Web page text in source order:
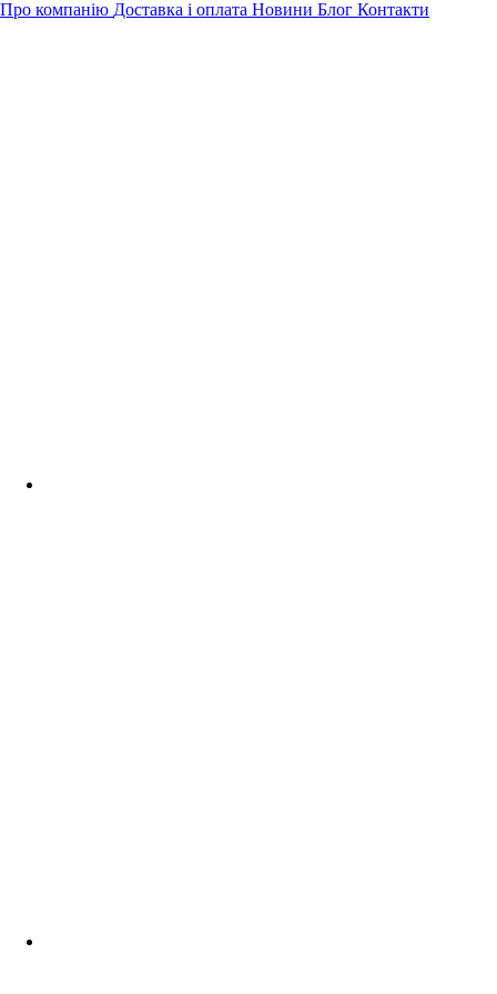
Про компанію Доставка і оплата Новини Блог Контакти